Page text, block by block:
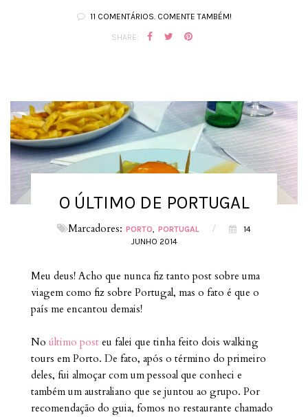
11 COMENTÁRIOS. COMENTE TAMBÉM!
SHARE:
O ÚLTIMO DE PORTUGAL
Marcadores: PORTO PORTUGAL /
14
JUNHO 2014
Meu deus! Acho que nunca fiz tanto post sobre uma
viagem como fiz sobre Portugal, mas o fato é que o
país me encantou demais!
No último post eu falei que tinha feito dois walking
tours em Porto. De fato, após o término do primeiro
deles, fui almoçar com um pessoal que conheci e
também um australiano que se juntou ao grupo. Por
recomendação do guia, fomos no restaurante chamado